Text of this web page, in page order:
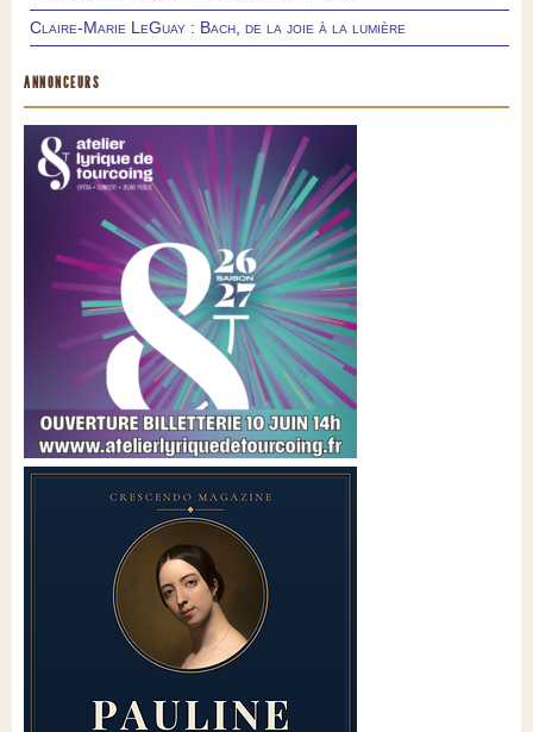
Claire-Marie LeGuay : Bach, de la joie à la lumière
ANNONCEURS